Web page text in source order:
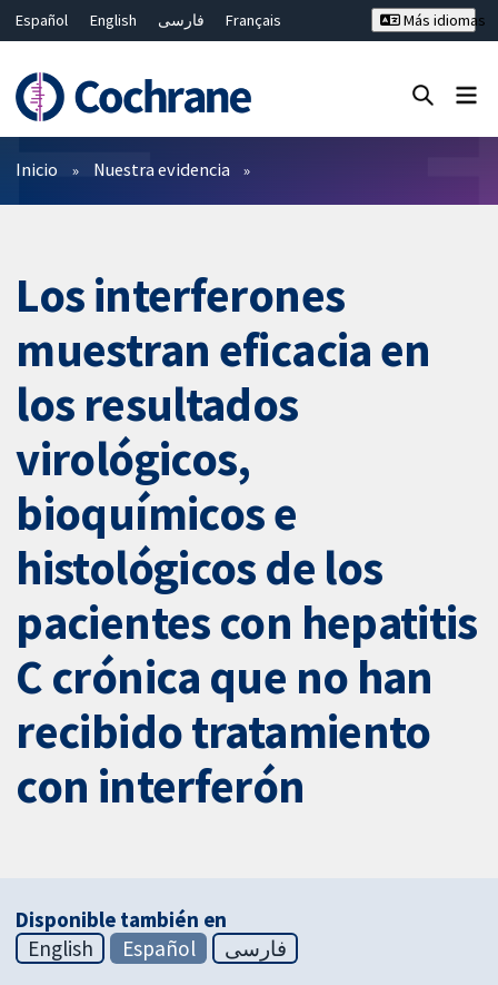
Español English فارسی
Français
Bahasa Malaysia
ไทย 繁體中文
Más idiomas
Filtros
Inicio Nuestra evidencia
Los interferones
muestran eficacia en
los resultados
virológicos,
bioquímicos e
histológicos de los
pacientes con hepatitis
C crónica que no han
recibido tratamiento
con interferón
Disponible también en
English
Español فارسی